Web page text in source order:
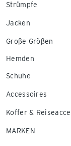
Strümpfe
Jacken
Große Größen
Hemden
Schuhe
Accessoires
Koffer &
MARKEN